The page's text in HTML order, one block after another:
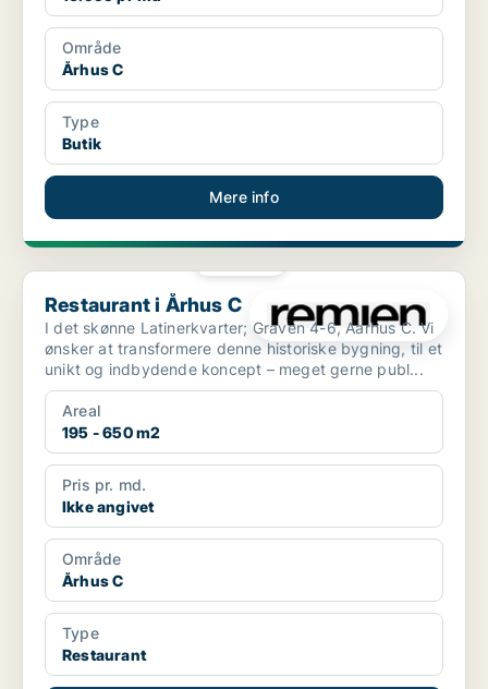
Område
Århus C
Type
Butik
Mere info
Restaurant i Århus C
Restaurant i Århus C
I det skønne Latinerkvarter; Graven 4-6, Aarhus C. Vi
ønsker at transformere denne historiske bygning, til et
unikt og indbydende koncept – meget gerne publ...
Areal
195 - 650 m2
Pris pr. md.
Ikke angivet
Område
Århus C
Type
Restaurant